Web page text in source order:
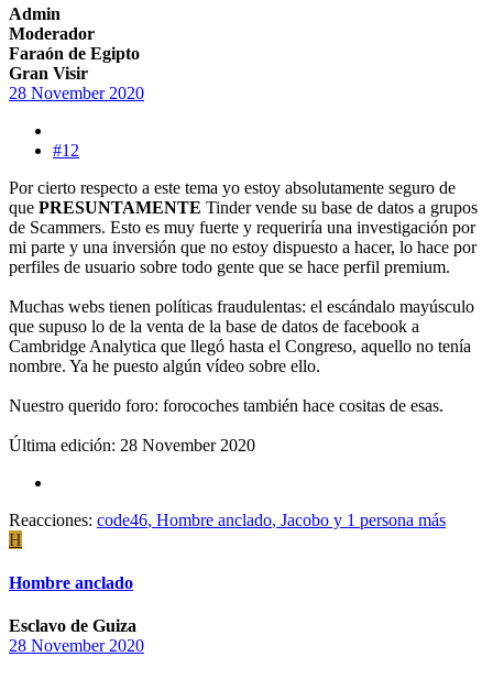
Admin
Moderador
Faraón de Egipto
Gran Visir
28 November 2020
#12
Por cierto respecto a este tema yo estoy absolutamente seguro de
que PRESUNTAMENTE Tinder vende su base de datos a grupos
de Scammers. Esto es muy fuerte y requeriría una investigación por
mi parte y una inversión que no estoy dispuesto a hacer, lo hace por
perfiles de usuario sobre todo gente que se hace perfil premium.
Muchas webs tienen políticas fraudulentas: el escándalo mayúsculo
que supuso lo de la venta de la base de datos de facebook a
Cambridge Analytica que llegó hasta el Congreso, aquello no tenía
nombre. Ya he puesto algún vídeo sobre ello.
Nuestro querido foro: forocoches también hace cositas de esas.
Última edición: 28 November 2020
Reacciones: code46, Hombre anclado, Jacobo y 1 persona más
H
Hombre anclado
Esclavo de Guiza
28 November 2020